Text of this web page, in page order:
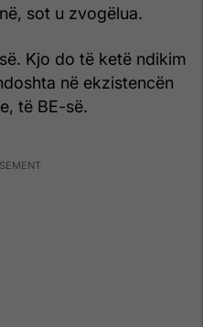
sot u zvogëlua.
Kjo do të ketë ndikim
në ekzistencën
të BE-së.